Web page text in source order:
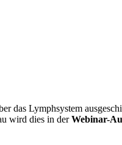
das Lymphsystem
wird dies in derWebinar-